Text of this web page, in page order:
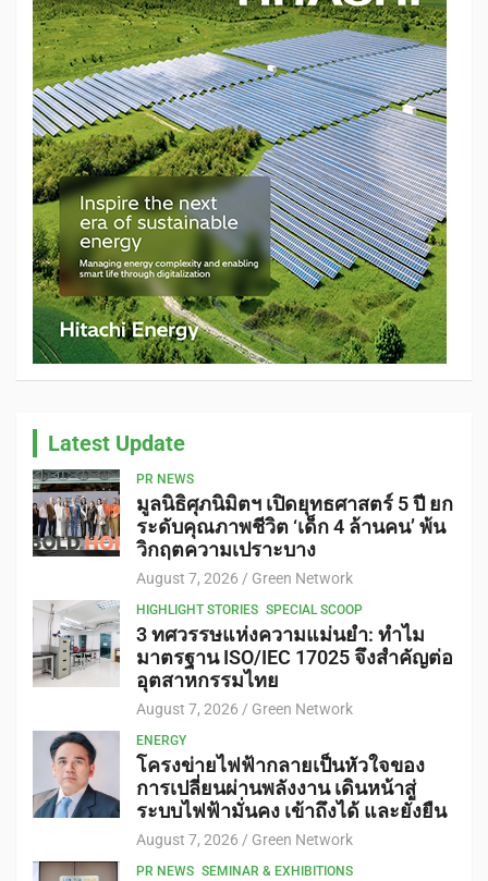
Latest Update
PR NEWS
มูลนิธิศุภนิมิตฯ เปิดยุทธศาสตร์ 5 ปี ยก
ระดับคุณภาพชีวิต ‘เด็ก 4 ล้านคน’ พ้น
วิกฤตความเปราะบาง
August 7, 2026 Green Network
HIGHLIGHT STORIES SPECIAL SCOOP
3 ทศวรรษแห่งความแม่นยำ: ทำไม
มาตรฐาน ISO/IEC 17025 จึงสำคัญต่อ
อุตสาหกรรมไทย
August 7, 2026 Green Network
ENERGY
โครงข่ายไฟฟ้ากลายเป็นหัวใจของ
การเปลี่ยนผ่านพลังงาน เดินหน้าสู่
ระบบไฟฟ้ามั่นคง เข้าถึงได้ และยั่งยืน
August 7, 2026 Green Network
PR NEWS SEMINAR & EXHIBITIONS